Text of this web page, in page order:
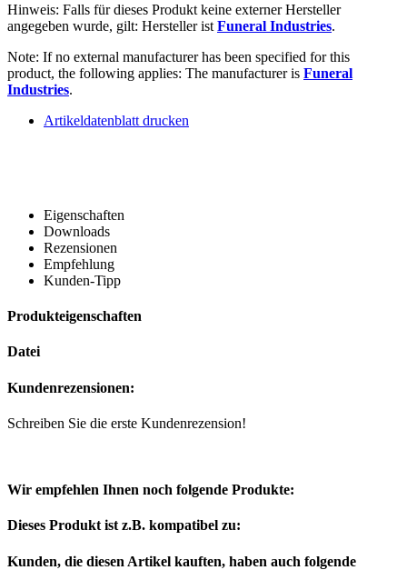
Hinweis: Falls für dieses Produkt keine externer Hersteller
angegeben wurde, gilt: Hersteller ist Funeral Industries.
Note: If no external manufacturer has been specified for this
product, the following applies: The manufacturer is Funeral
Industries.
Artikeldatenblatt drucken
Eigenschaften
Downloads
Rezensionen
Empfehlung
Kunden-Tipp
Produkteigenschaften
Datei
Kundenrezensionen:
Schreiben Sie die erste Kundenrezension!
Wir empfehlen Ihnen noch folgende Produkte:
Dieses Produkt ist z.B. kompatibel zu:
Kunden, die diesen Artikel kauften, haben auch folgende